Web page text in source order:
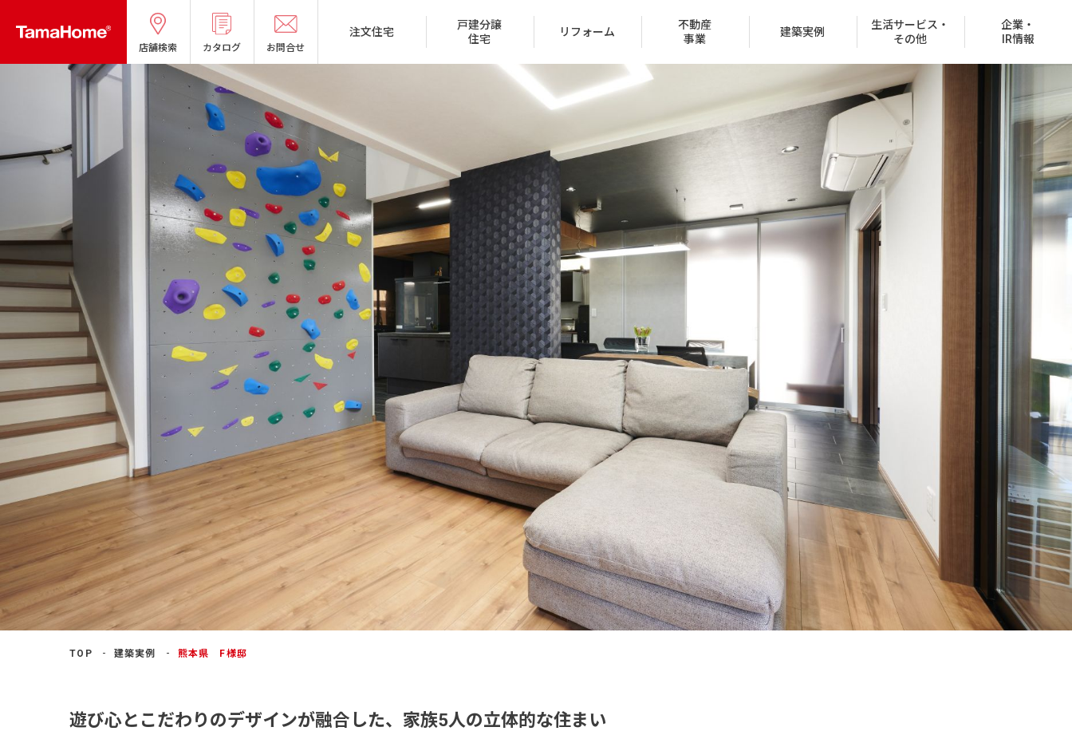
店舗検索 カタログ お問合せ
注文住宅
タマホームの考える家づくり 家づくりのステップ
良質国産材の家 保証とサポート 住宅ローン 住宅net
よくあるご質問
戸建分譲
住宅
リフォーム
リフォームメニュー FAQ
お問い合わせ
不動産
事業
分譲マンション
賃貸取扱物件
（サブリース事業）
建築実例
オーナー様の声 建築実例
生活サービス・
その他
ハッピーライフクラブ お客様紹介制度
タマネット
企業・
IR情報
会社概要 トップメッセージ 沿革
IR情報 経営方針 CSR情報 グループ会社
採用情報 受賞一覧
TOP 建築実例 熊本県 F様邸
遊び心とこだわりのデザインが融合した、家族5人の立体的な住まい